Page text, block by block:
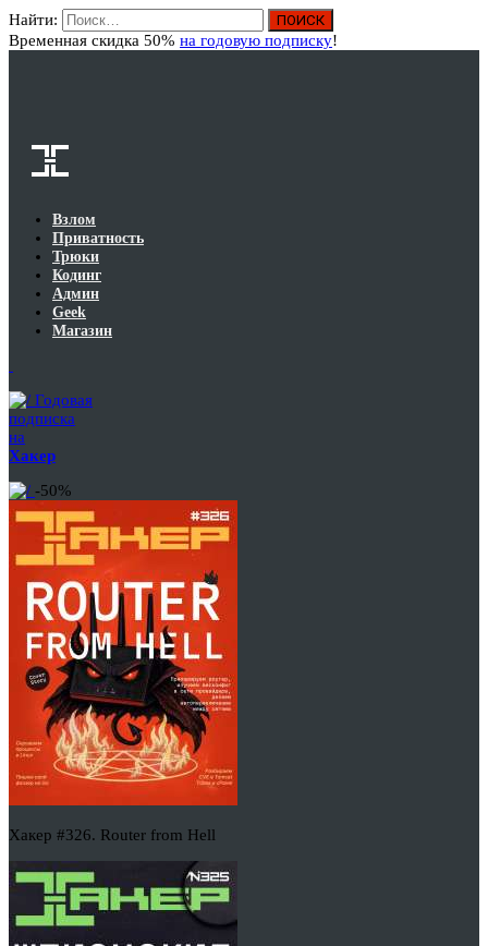
Найти:
Временная скидка 50% на годовую подписку!
Взлом
Приватность
Трюки
Кодинг
Админ
Geek
Магазин
Годовая
подписка
на
Хакер
-50%
Хакер #326. Router from Hell